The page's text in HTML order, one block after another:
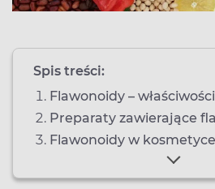
Spis treści:
Flawonoidy –
Preparaty zawierające
Flawonoidy w kosmetyce